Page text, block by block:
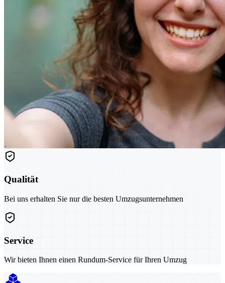
Qualität
Bei uns erhalten Sie nur die besten Umzugsunternehmen
Service
Wir bieten Ihnen einen Rundum-Service für Ihren Umzug